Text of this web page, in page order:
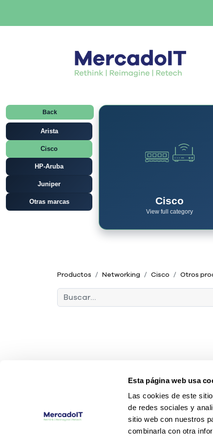
Esta página web usa
Las cookies de este
de redes sociales y
sitio web con nuestros
combinarla con otra
Back
Arista
Cisco
HP-Aruba
Juniper
Otras marcas Cisco
View full category
Productos Networking Cisco Otros